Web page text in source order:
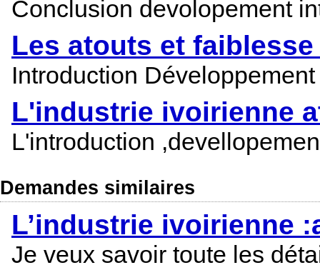
Conclusion devolopement
Les atouts et
Introduction
L'industrie ivoirienne
L'introduction
Demandes similaires
L’industrie ivoirienne
Je veux savoir toute les